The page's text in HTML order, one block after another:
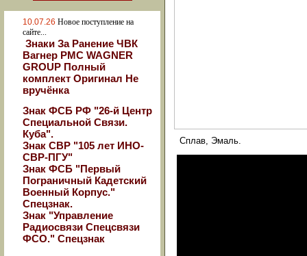
10.07.26 Новое поступление на
сайте...
Знаки За Ранение ЧВК
Вагнер РМС WAGNER
GROUP Полный
комплект Оригинал Не
вручёнка
Знак ФСБ РФ "26-й Центр
Специальной Связи.
Куба".
Знак СВР "105 лет ИНО-
СВР-ПГУ"
Знак ФСБ "Первый
Пограничный Кадетский
Военный Корпус."
Спецзнак.
Знак "Управление
Радиосвязи Спецсвязи
ФСО." Спецзнак
Сплав, Эмаль.